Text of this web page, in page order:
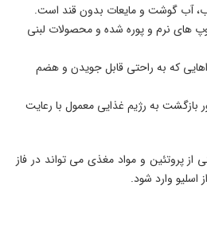
آب گوشت و مایعات بدون قند است.
های نرم و پوره شده و محصولات لبنی
که به راحتی قابل جویدن و هضم
بازگشت به رژیم غذایی معمول با رعایت
پروتئین و مواد مغذی می تواند در فاز
وارد شود.